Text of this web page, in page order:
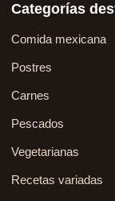
Categorías
Comida mexicana
Postres
Carnes
Pescados
Vegetarianas
Recetas variadas